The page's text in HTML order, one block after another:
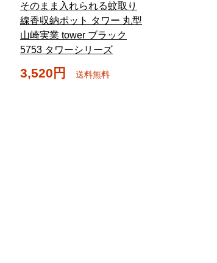
そのまま入れられる蚊取り
線香収納ポット タワー 丸型
山崎実業 tower ブラック
5753 タワーシリーズ
3,520円 送料無料